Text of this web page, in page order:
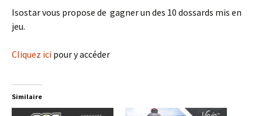
Isostar vous propose de gagner un des 10 dossards mis en
jeu.
Cliquez ici pour y accéder
Similaire